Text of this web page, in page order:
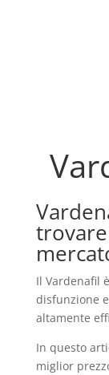
Il Vardenafil
disfunzione
altamente
In questo
miglior